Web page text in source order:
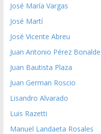
José María Vargas
José Martí
José Vicente Abreu
Juan Antonio Pérez Bonalde
Juan Bautista Plaza
Juan German Roscio
Lisandro Alvarado
Luis Razetti
Manuel Landaeta Rosales